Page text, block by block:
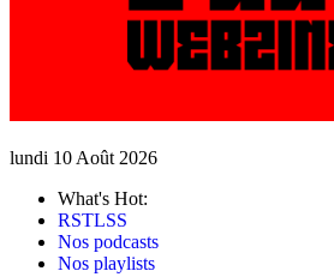
lundi 10 Août 2026
What's Hot:
RSTLSS
Nos podcasts
Nos playlists